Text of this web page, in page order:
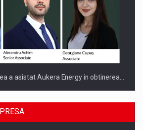
a asistat Aukera Energy in obtinerea…